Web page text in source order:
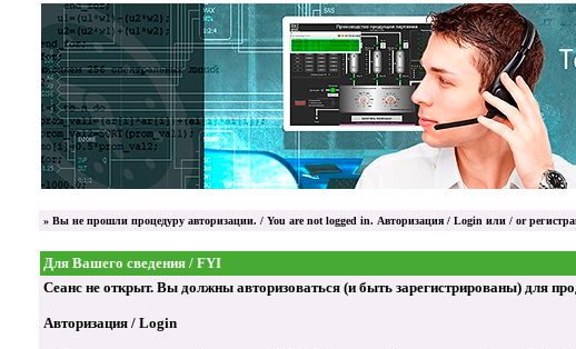
» Вы не прошли процедуру авторизации. / You are not logged in. Авторизация / Login или / or
Для Вашего сведения / FYI
Сеанс не открыт. Вы должны авторизоваться (и быть зарегистрированы) для
Авторизация / Login